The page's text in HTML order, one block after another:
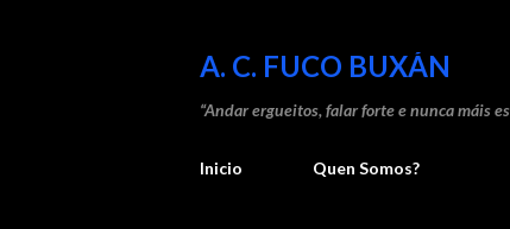
A. C. FUCO BUXÁN
“Andar ergueitos, falar forte e nunca máis
Inicio Quen Somos?